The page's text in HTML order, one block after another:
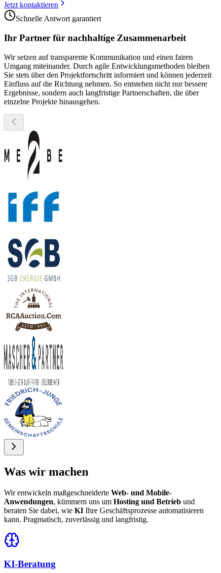
Jetzt kontaktieren
Schnelle Antwort garantiert
Ihr Partner für nachhaltige Zusammenarbeit
Wir setzen auf transparente Kommunikation und einen fairen
Umgang miteinander. Durch agile Entwicklungsmethoden bleiben
Sie stets über den Projektfortschritt informiert und können jederzeit
Einfluss auf die Richtung nehmen. So entstehen nicht nur bessere
Ergebnisse, sondern auch langfristige Partnerschaften, die über
einzelne Projekte hinausgehen.
Was wir machen
Wir entwickeln maßgeschneiderte Web- und Mobile-
Anwendungen, kümmern uns um Hosting und Betrieb und
beraten Sie dabei, wie KI Ihre Geschäftsprozesse automatisieren
kann. Pragmatisch, zuverlässig und langfristig.
KI-Beratung